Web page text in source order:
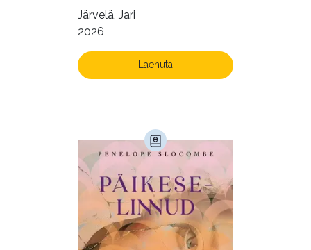
Järvelä, Jari
2026
Laenuta